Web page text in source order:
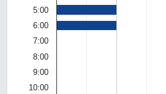
5:00
6:00
7:00
8:00
9:00
10:00